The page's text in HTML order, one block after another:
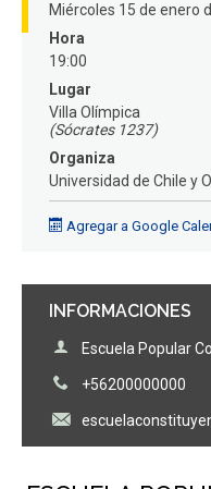
Estudiantes
INFORMACIONES
Escuela Popular
+56200000000
Miércoles 15 de enero
Hora
19:00
Lugar
Villa Olímpica
(Sócrates 1237)
Organiza
Universidad de Chile y
Agregar a Google